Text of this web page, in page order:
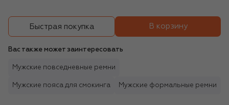
Быстрая покупка В корзину
Вас также может заинтересовать
Мужские повседневные ремни
Мужские пояса для смокинга Мужские формальные ремни